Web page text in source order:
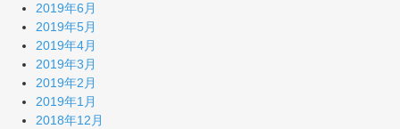
2019年6月
2019年5月
2019年4月
2019年3月
2019年2月
2019年1月
2018年12月